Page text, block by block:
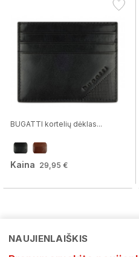
BUGATTI kortelių dėklas...
Kaina 29,95 €
NAUJIENLAIŠKIS